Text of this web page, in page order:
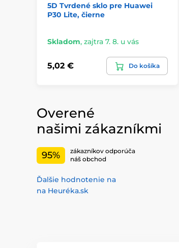
5D Tvrdené sklo pre Huawei
P30 Lite, čierne
Skladom, zajtra 7. 8. u vás
5,02 € Do košíka
Overené
našimi zákazníkmi
95%
zákazníkov odporúča
náš obchod
Ďalšie hodnotenie na
na Heuréka.sk